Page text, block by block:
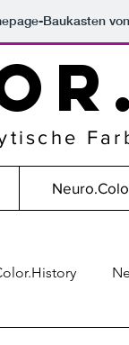
Baukasten